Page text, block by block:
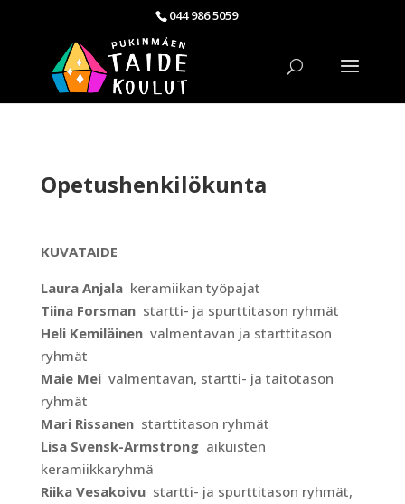
044 986 5059
Opetushenkilökunta
KUVATAIDE
Laura Anjala keramiikan työpajat
Tiina Forsman startti- ja spurttitason ryhmät
Heli Kemiläinen valmentavan ja starttitason
ryhmät
Maie Mei valmentavan, startti- ja taitotason
ryhmät
Mari Rissanenstarttitason ryhmät
Lisa Svensk-Armstrong aikuisten
keramiikkaryhmä
Riika Vesakoivu startti- ja spurttitason ryhmät,